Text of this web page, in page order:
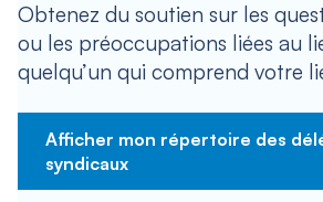
Obtenez du soutien sur les
ou les préoccupations liées au
quelqu’un qui comprend votre
Afficher mon répertoire des
syndicaux